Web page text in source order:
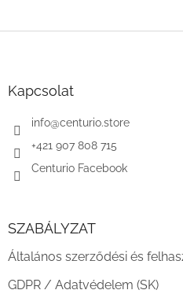
Kapcsolat
info@centurio.store
+421 907 808 715
Centurio Facebook
SZABÁLYZAT
Általános szerződési és
GDPR / Adatvédelem (SK)